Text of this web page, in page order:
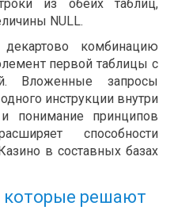
из обеих таблиц,
NULL.
комбинацию
первой таблицы с
Вложенные запросы
инструкции внутри
понимание принципов
способности
в составных базах
решают